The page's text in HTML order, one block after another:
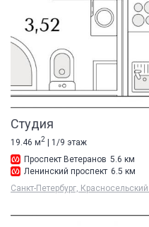
Студия
19.46 м2
| 1/9 этаж
Проспект Ветеранов 5.6 км
Ленинский проспект 6.5 км
Санкт-Петербург,